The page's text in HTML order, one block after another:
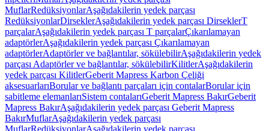
MuflarRedüksiyonlarAşağıdakilerin yedek parçası
RedüksiyonlarDirseklerAşağıdakilerin yedek parçası DirseklerT
parçalarAşağıdakilerin yedek parçası T parçalarÇıkarılamayan
adaptörlerAşağıdakilerin yedek parçası Çıkarılamayan
adaptörlerAdaptörler ve bağlantılar, sökülebilirAşağıdakilerin yedek
parçası Adaptörler ve bağlantılar, sökülebilirKilitlerAşağıdakilerin
yedek parçası KilitlerGeberit Mapress Karbon Çeliği
aksesuarlarıBorular ve bağlantı parçaları için contalarBorular için
sabitleme elemanlarıSistem contalarıGeberit Mapress BakırGeberit
Mapress BakırAşağıdakilerin yedek parçası Geberit Mapress
BakırMuflarAşağıdakilerin yedek parçası
MuflarRedüksiyonlarAşağıdakilerin yedek parçası